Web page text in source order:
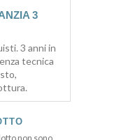
3
3 anni in
tecnica